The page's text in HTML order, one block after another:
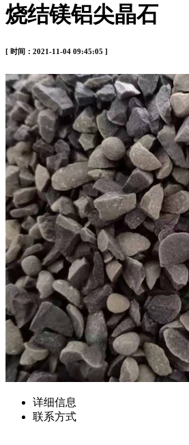
烧结镁铝尖晶石
[ 时间：2021-11-04 09:45:05 ]
详细信息
联系方式